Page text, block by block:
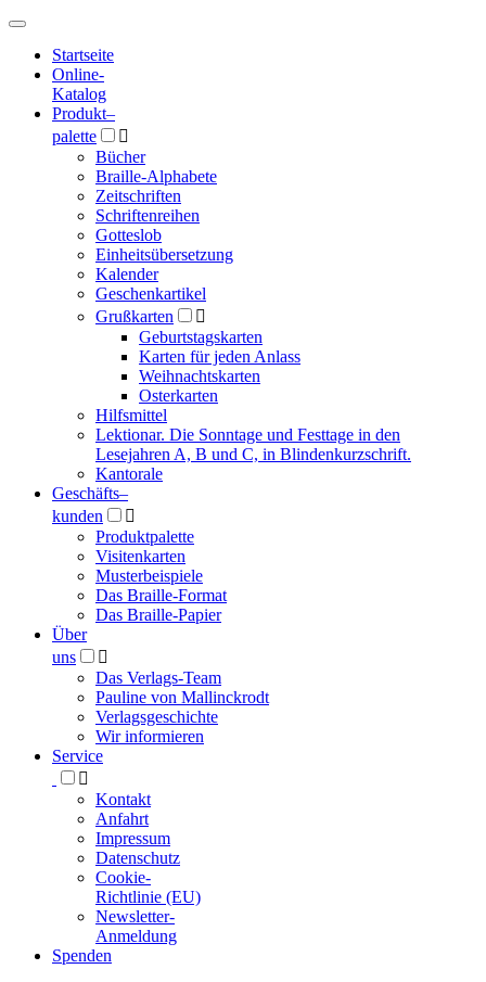
Hauptmenü
Hauptmenü
Startseite
Online-
Katalog
Produkt–
palette

Bücher
Braille-Alphabete
Zeitschriften
Schriftenreihen
Gotteslob
Einheitsübersetzung
Kalender
Geschenkartikel
Grußkarten

Geburtstagskarten
Karten für jeden Anlass
Weihnachtskarten
Osterkarten
Hilfsmittel
Lektionar. Die Sonntage und Festtage in den
Lesejahren A, B und C, in Blindenkurzschrift.
Kantorale
Geschäfts­–
kunden

Produktpalette
Visitenkarten
Musterbeispiele
Das Braille-Format
Das Braille-Papier
Über
uns

Das Verlags-Team
Pauline von Mallinckrodt
Verlagsgeschichte
Wir informieren
Service

Kontakt
Anfahrt
Impressum
Datenschutz
Cookie-
Richtlinie (EU)
Newsletter-
Anmeldung
Spenden